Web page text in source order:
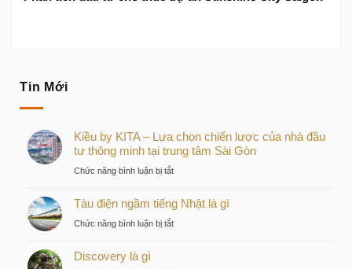
Tin Mới
Kiều by KITA – Lựa chọn chiến lược của nhà đầu
tư thông minh tại trung tâm Sài Gòn
Chức năng bình luận bị tắtở
by
Tàu điện ngầm tiếng Nhật là gì
Chức năng bình luận bị tắtở
Discovery là gì